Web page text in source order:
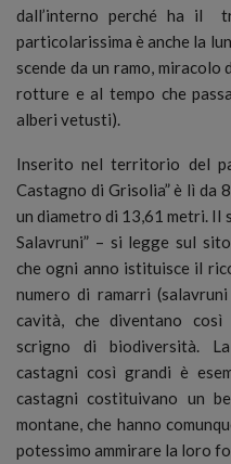
dall’interno perché ha il
particolarissima è anche la
scende da un ramo,
rotture e al tempo che
alberi vetusti).
Inserito nel territorio del
Castagno di Grisolia” è lì da
un diametro di 13,61 metri. Il
Salavruni” – si legge sul
che ogni anno istituisce il
numero di ramarri
cavità, che diventano
scrigno di biodiversità.
castagni così grandi è
castagni costituivano un
montane, che hanno
potessimo ammirare la loro